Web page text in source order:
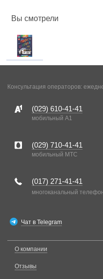
Вы смотрели
Консультация операторов:
(029) 610-41-41
мобильный A1
(029) 710-41-41
мобильный MTC
(017) 271-41-41
многоканальный
Чат в Telegram
О компании
Отзывы